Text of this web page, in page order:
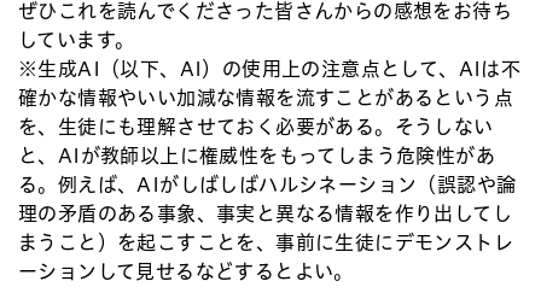
ぜひこれを読んでくださった皆さんからの感想をお待ち
しています。
※生成AI（以下、AI）の使用上の注意点として、AIは不
確かな情報やいい加減な情報を流すことがあるという点
を、生徒にも理解させておく必要がある。そうしない
と、AIが教師以上に権威性をもってしまう危険性があ
る。例えば、AIがしばしばハルシネーション（誤認や論
理の矛盾のある事象、事実と異なる情報を作り出してし
まうこと）を起こすことを、事前に生徒にデモンストレ
ーションして見せるなどするとよい。